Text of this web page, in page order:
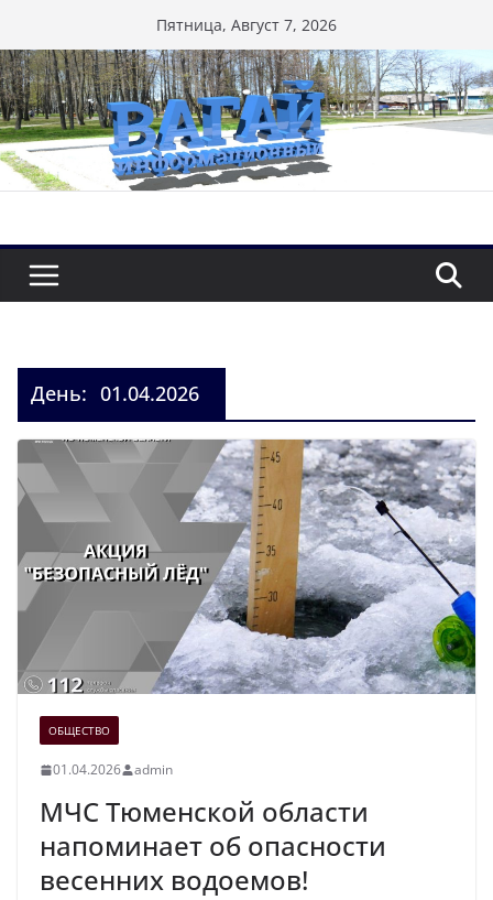
к
содержимому
Пятница, Август 7, 2026
День: 01.04.2026
ОБЩЕСТВО
01.04.2026 admin
МЧС Тюменской области
напоминает об опасности
весенних водоемов!